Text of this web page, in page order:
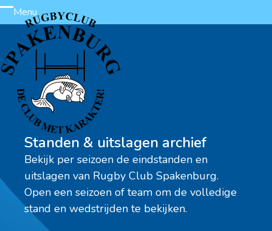
Skip
to
content
Menu
Open
mobile
menu
Close
mobile
menu
Standen & uitslagen archief
Bekijk per seizoen de eindstanden en
uitslagen van Rugby Club Spakenburg.
Open een seizoen of team om de volledige
stand en wedstrijden te bekijken.